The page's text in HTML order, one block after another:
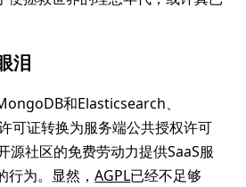
泪
和Elasticsearch、
可证转换为服务端公共授权许可
源社区的免费劳动力提供SaaS服
行为。显然，AGPL已经不足够